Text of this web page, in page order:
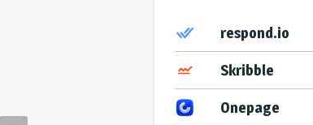
respond.io
Skribble
Onepage